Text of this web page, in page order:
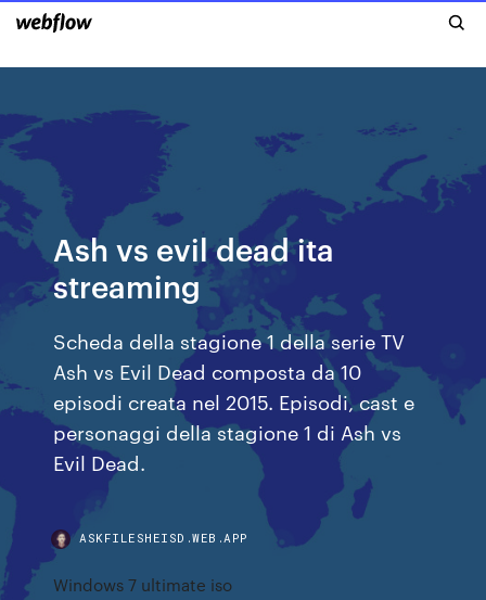
Ash vs evil dead ita
streaming
Scheda della stagione 1 della serie TV
Ash vs Evil Dead composta da 10
episodi creata nel 2015. Episodi, cast e
personaggi della stagione 1 di Ash vs
Evil Dead.
ASKFILESHEISD.WEB.APP
Windows 7 ultimate iso